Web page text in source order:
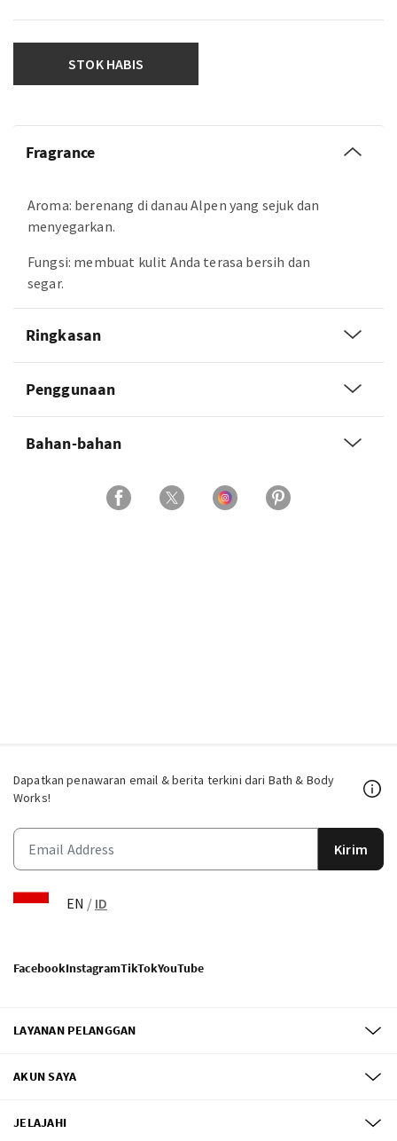
STOK HABIS
Fragrance
Aroma: berenang di danau Alpen yang sejuk dan
menyegarkan.
Fungsi: membuat kulit Anda terasa bersih dan
segar.
Ringkasan
Penggunaan
Bahan-bahan
Dapatkan penawaran email & berita terkini dari Bath & Body
Works!
Kirim
EN / ID
FacebookInstagramTikTokYouTube
LAYANAN PELANGGAN
AKUN SAYA
JELAJAHI